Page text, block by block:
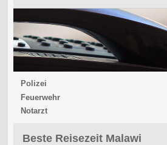
Polizei
Feuerwehr
Notarzt
Beste Reisezeit Malawi